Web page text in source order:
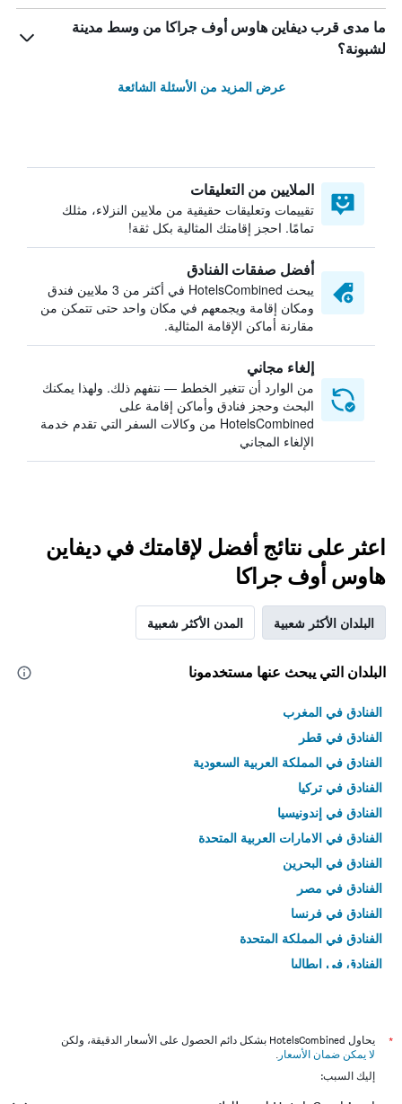
ما مدى قرب ديفاين هاوس أوف جراكا من وسط مدينة
لشبونة؟
عرض المزيد من الأسئلة الشائعة
الملايين من التعليقات
تقييمات وتعليقات حقيقية من ملايين النزلاء، مثلك
تمامًا. احجز إقامتك المثالية بكل ثقة!
أفضل صفقات الفنادق
يبحث HotelsCombined في أكثر من 3 ملايين فندق
ومكان إقامة ويجمعهم في مكان واحد حتى تتمكن من
مقارنة أماكن الإقامة المثالية.
إلغاء مجاني
من الوارد أن تتغير الخطط — نتفهم ذلك. ولهذا يمكنك
البحث وحجز فنادق وأماكن إقامة على
HotelsCombined من وكالات السفر التي تقدم خدمة
الإلغاء المجاني
اعثر على نتائج أفضل لإقامتك في ديفاين
هاوس أوف جراكا
البلدان الأكثر شعبية المدن الأكثر شعبية
البلدان التي يبحث عنها مستخدمونا
الفنادق في المغرب
الفنادق في قطر
الفنادق في المملكة العربية السعودية
الفنادق في تركيا
الفنادق في إندونيسيا
الفنادق في الامارات العربية المتحدة
الفنادق في البحرين
الفنادق في مصر
الفنادق في فرنسا
الفنادق في المملكة المتحدة
الفنادق في إيطاليا
*
يحاول HotelsCombined بشكل دائم الحصول على الأسعار الدقيقة، ولكن
لا يمكن ضمان الأسعار .
إليك السبب: